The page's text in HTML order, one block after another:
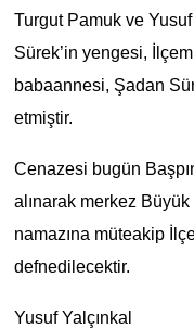
Turgut Pamuk ve Yusuf
Sürek’in yengesi,
babaannesi, Şadan
etmiştir.
Cenazesi bugün
alınarak merkez
namazına müteakip
defnedilecektir.
Yusuf Yalçınkal